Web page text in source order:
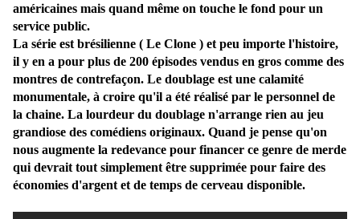
américaines mais quand même on touche le fond pour un
service public.
La série est brésilienne ( Le Clone ) et peu importe l'histoire,
il y en a pour plus de 200 épisodes vendus en gros comme des
montres de contrefaçon. Le doublage est une calamité
monumentale, à croire qu'il a été réalisé par le personnel de
la chaine. La lourdeur du doublage n'arrange rien au jeu
grandiose des comédiens originaux. Quand je pense qu'on
nous augmente la redevance pour financer ce genre de merde
qui devrait tout simplement être supprimée pour faire des
économies d'argent et de temps de cerveau disponible.